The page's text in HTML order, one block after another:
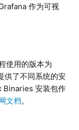
作为可视
使用的版本为
供了不同系统的安
Binaries 安装包作
文档。